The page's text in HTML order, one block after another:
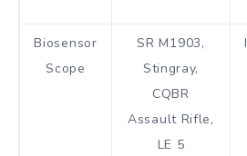
Biosensor
Scope
SR M1903,
Stingray,
CQBR
Assault Rifle,
LE 5